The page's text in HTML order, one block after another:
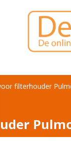
filterhouder